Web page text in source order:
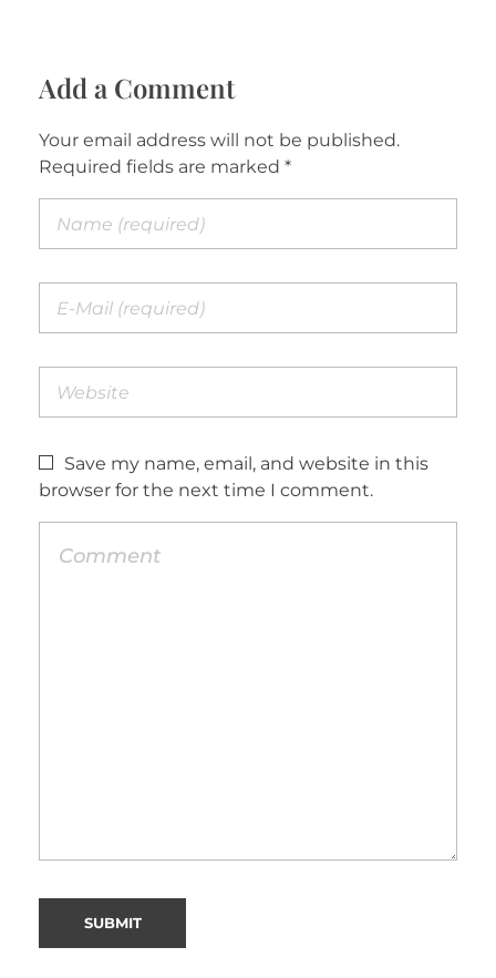
Add a Comment
Your email address will not be published.
Required fields are marked *
Save my name, email, and website in this
browser for the next time I comment.